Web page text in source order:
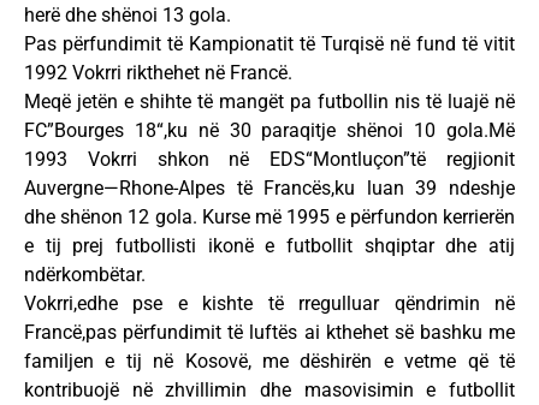
herë dhe shënoi 13 gola.
Pas përfundimit të Kampionatit të Turqisë në fund të vitit
1992 Vokrri rikthehet në Francë.
Meqë jetën e shihte të mangët pa futbollin nis të luajë në
FC”Bourges 18“,ku në 30 paraqitje shënoi 10 gola.Më
1993 Vokrri shkon në EDS“Montluçon”të regjionit
Auvergne—Rhone-Alpes të Francës,ku luan 39 ndeshje
dhe shënon 12 gola. Kurse më 1995 e përfundon kerrierën
e tij prej futbollisti ikonë e futbollit shqiptar dhe atij
ndërkombëtar.
Vokrri,edhe pse e kishte të rregulluar qëndrimin në
Francë,pas përfundimit të luftës ai kthehet së bashku me
familjen e tij në Kosovë, me dëshirën e vetme që të
kontribuojë në zhvillimin dhe masovisimin e futbollit